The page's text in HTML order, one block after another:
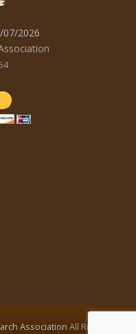
2026
Association All Rights